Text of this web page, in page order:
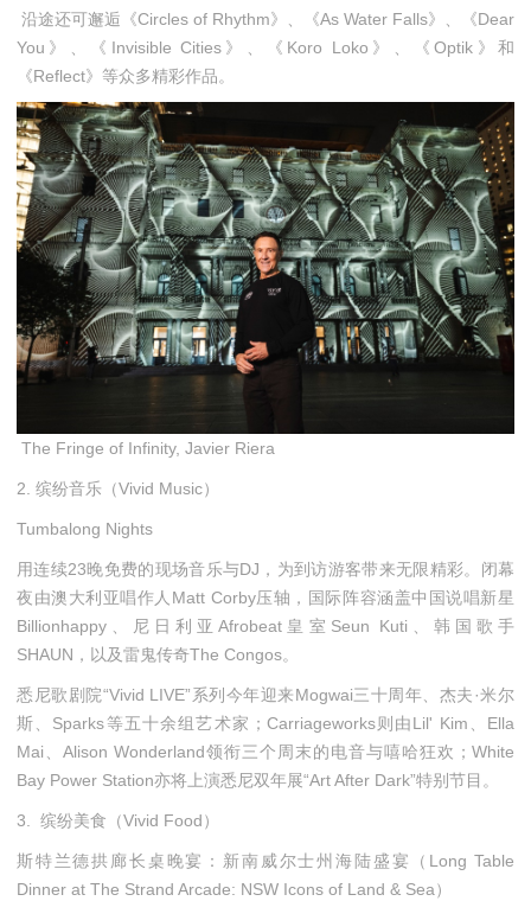
沿途还可邂逅《Circles of Rhythm》、《As Water Falls》、《Dear
You》、《Invisible Cities》、《Koro Loko》、《Optik》和
《Reflect》等众多精彩作品。
The Fringe of Infinity, Javier Riera
2. 缤纷音乐（Vivid Music）
Tumbalong Nights
用连续23晚免费的现场音乐与DJ，为到访游客带来无限精彩。闭幕
夜由澳大利亚唱作人Matt Corby压轴，国际阵容涵盖中国说唱新星
Billionhappy、尼日利亚Afrobeat皇室Seun Kuti、韩国歌手
SHAUN，以及雷鬼传奇The Congos。
悉尼歌剧院“Vivid LIVE”系列今年迎来Mogwai三十周年、杰夫·米尔
斯、Sparks等五十余组艺术家；Carriageworks则由Lil' Kim、Ella
Mai、Alison Wonderland领衔三个周末的电音与嘻哈狂欢；White
Bay Power Station亦将上演悉尼双年展“Art After Dark”特别节目。
3. 缤纷美食（Vivid Food）
斯特兰德拱廊长桌晚宴：新南威尔士州海陆盛宴（Long Table
Dinner at The Strand Arcade: NSW Icons of Land & Sea）